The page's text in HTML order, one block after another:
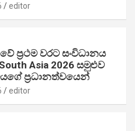
editor
ප්‍රථම වරට සංවිධානය
Asia 2026 සමුළුව
ප්‍රධානත්වයෙන්
editor